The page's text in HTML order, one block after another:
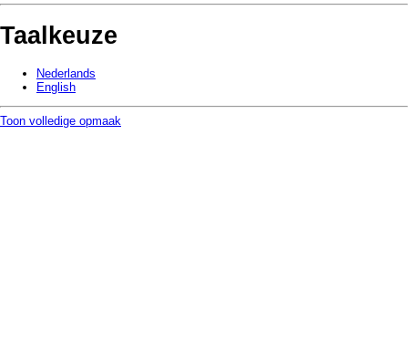
Taalkeuze
Nederlands
English
Toon volledige opmaak